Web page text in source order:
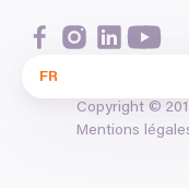
Copyright ©
Mentions
FR